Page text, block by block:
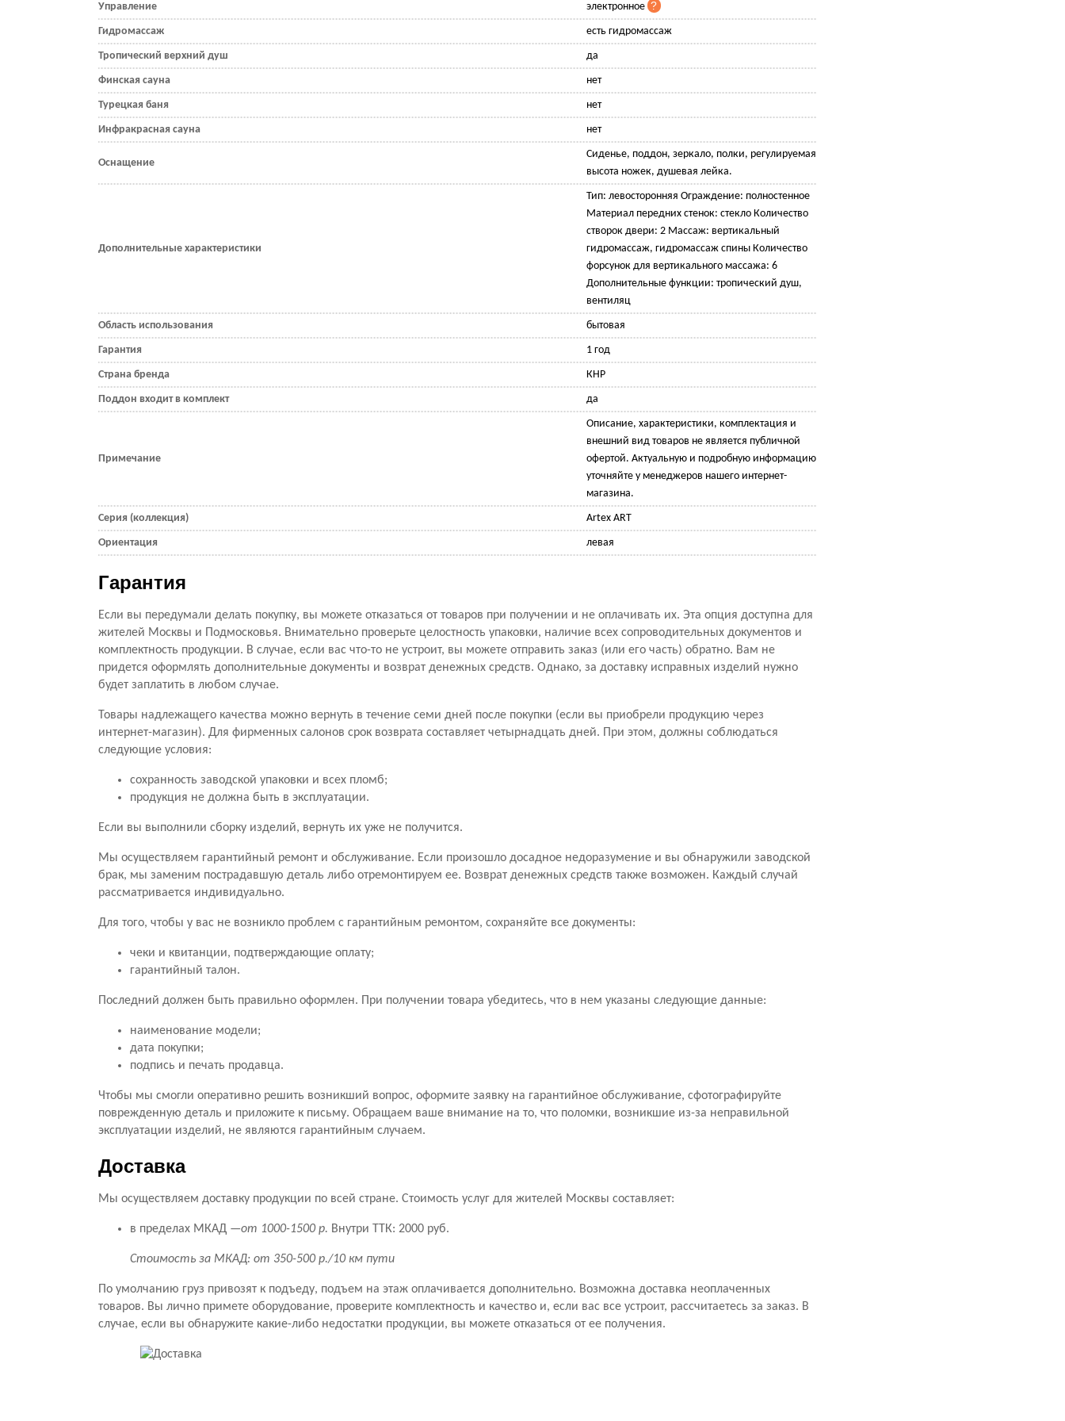
Управление электронное
Гидромассаж есть гидромассаж
Тропический верхний душ да
Финская сауна нет
Турецкая баня нет
Инфракрасная сауна нет
Оснащение
Сиденье, поддон, зеркало, полки, регулируемая
высота ножек, душевая лейка.
Дополнительные характеристики
Тип: левосторонняя Ограждение: полностенное
Материал передних стенок: стекло Количество
створок двери: 2 Массаж: вертикальный
гидромассаж, гидромассаж спины Количество
форсунок для вертикального массажа: 6
Дополнительные функции: тропический душ,
вентиляц
Область использования бытовая
Гарантия 1 год
Страна бренда КНР
Поддон входит в комплект да
Примечание
Описание, характеристики, комплектация и
внешний вид товаров не является публичной
офертой. Актуальную и подробную информацию
уточняйте у менеджеров нашего интернет-
магазина.
Серия (коллекция) Artex ART
Ориентация левая
Гарантия
Если вы передумали делать покупку, вы можете отказаться от товаров при получении и не оплачивать их. Эта опция доступна для
жителей Москвы и Подмосковья. Внимательно проверьте целостность упаковки, наличие всех сопроводительных документов и
комплектность продукции. В случае, если вас что-то не устроит, вы можете отправить заказ (или его часть) обратно. Вам не
придется оформлять дополнительные документы и возврат денежных средств. Однако, за доставку исправных изделий нужно
будет заплатить в любом случае.
Товары надлежащего качества можно вернуть в течение семи дней после покупки (если вы приобрели продукцию через
интернет-магазин). Для фирменных салонов срок возврата составляет четырнадцать дней. При этом, должны соблюдаться
следующие условия:
сохранность заводской упаковки и всех пломб;
продукция не должна быть в эксплуатации.
Если вы выполнили сборку изделий, вернуть их уже не получится.
Мы осуществляем гарантийный ремонт и обслуживание. Если произошло досадное недоразумение и вы обнаружили заводской
брак, мы заменим пострадавшую деталь либо отремонтируем ее. Возврат денежных средств также возможен. Каждый случай
рассматривается индивидуально.
Для того, чтобы у вас не возникло проблем с гарантийным ремонтом, сохраняйте все документы:
чеки и квитанции, подтверждающие оплату;
гарантийный талон.
Последний должен быть правильно оформлен. При получении товара убедитесь, что в нем указаны следующие данные:
наименование модели;
дата покупки;
подпись и печать продавца.
Чтобы мы смогли оперативно решить возникший вопрос, оформите заявку на гарантийное обслуживание, сфотографируйте
поврежденную деталь и приложите к письму. Обращаем ваше внимание на то, что поломки, возникшие из-за неправильной
эксплуатации изделий, не являются гарантийным случаем.
Доставка
Мы осуществляем доставку продукции по всей стране. Стоимость услуг для жителей Москвы составляет:
в пределах МКАД —от 1000-1500 р. Внутри ТТК: 2000 руб.
Стоимость за МКАД: от 350-500 р./10 км пути
По умолчанию груз привозят к подъеду, подъем на этаж оплачивается дополнительно. Возможна доставка неоплаченных
товаров. Вы лично примете оборудование, проверите комплектность и качество и, если вас все устроит, рассчитаетесь за заказ. В
случае, если вы обнаружите какие-либо недостатки продукции, вы можете отказаться от ее получения.